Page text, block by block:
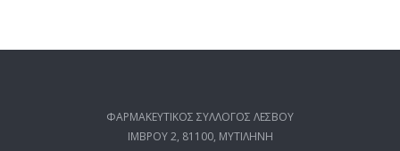
ΦΑΡΜΑΚΕΥΤΙΚΟΣ ΣΥΛΛΟΓΟΣ ΛΕΣΒΟΥ
ΙΜΒΡΟΥ 2, 81100, ΜΥΤΙΛΗΝΗ